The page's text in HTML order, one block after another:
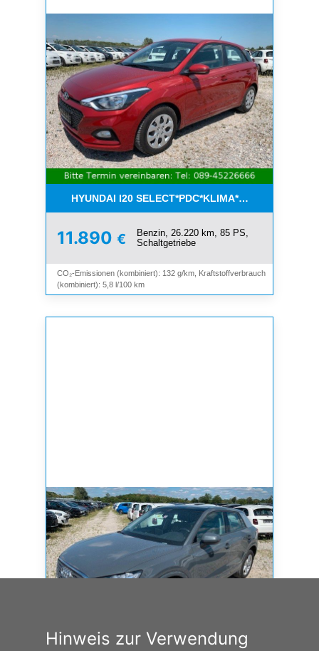
HYUNDAI I20 SELECT*PDC*KLIMA*ESP*8-
11.890 €
Benzin, 26.220 km, 85 PS,
Schaltgetriebe
CO₂-Emissionen (kombiniert): 132 g/km, Kraftstoffverbrauch
(kombiniert): 5,8 l/100 km
Hinweis zur Verwendung